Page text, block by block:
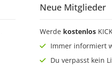
Neue Mitglieder
Werde kostenlos
Immer informiert
Du verpasst kein